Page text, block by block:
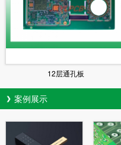
12层通孔板
案例展示